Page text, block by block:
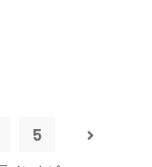
5